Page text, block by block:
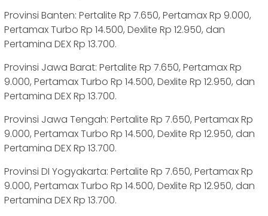
Provinsi Banten: Pertalite Rp 7.650, Pertamax Rp 9.000,
Pertamax Turbo Rp 14.500, Dexlite Rp 12.950, dan
Pertamina DEX Rp 13.700.
Provinsi Jawa Barat: Pertalite Rp 7.650, Pertamax Rp
9.000, Pertamax Turbo Rp 14.500, Dexlite Rp 12.950, dan
Pertamina DEX Rp 13.700.
Provinsi Jawa Tengah: Pertalite Rp 7.650, Pertamax Rp
9.000, Pertamax Turbo Rp 14.500, Dexlite Rp 12.950, dan
Pertamina DEX Rp 13.700.
Provinsi DI Yogyakarta: Pertalite Rp 7.650, Pertamax Rp
9.000, Pertamax Turbo Rp 14.500, Dexlite Rp 12.950, dan
Pertamina DEX Rp 13.700.